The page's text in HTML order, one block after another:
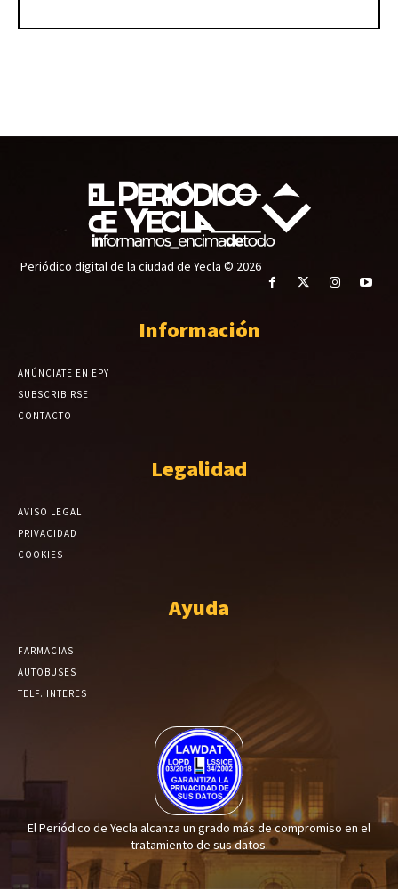
Periódico digital de la ciudad de Yecla © 2026
Información
ANÚNCIATE EN EPY
SUBSCRIBIRSE
CONTACTO
Legalidad
AVISO LEGAL
PRIVACIDAD
COOKIES
Ayuda
FARMACIAS
AUTOBUSES
TELF. INTERES
El Periódico de Yecla alcanza un grado más de compromiso en el
tratamiento de sus datos.